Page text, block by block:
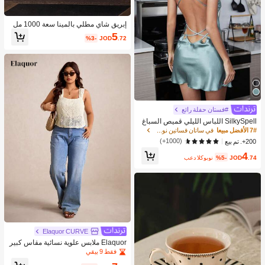
#فستان حفلة رائع
SilkySpell اللباس الليلي قميص السباغ
يتي بزخرفة دانتيل رموش بظهر مفتوح مت
قاطع من الساتان
7# الأفضل مبيعا
في ساتان فساتين نوم نسائية
200+. تم بيع
(1000+)
JOD4.74
%5- بعد الكوبون
إبريق شاي مطلي بالمينا سعة 1000 مل
مع م거름기, متوفر أيضًا: وعاء مطلي بالم
ينا، إبريق مطلي بالمينا بطراز نوردي رجع
ة زيت/خل/ماء غير قابلة للكسر، إكسسوا
رات ديكور منزلي أنيقة. اليوم الوطني ال
JOD5.72
%3-
Elaquor CURVE
Elaquor ملابس علوية نسائية مقاس كبير
للعطلات كاجوال بلون موحد ونسيج بارز
فقط 9 بيقي